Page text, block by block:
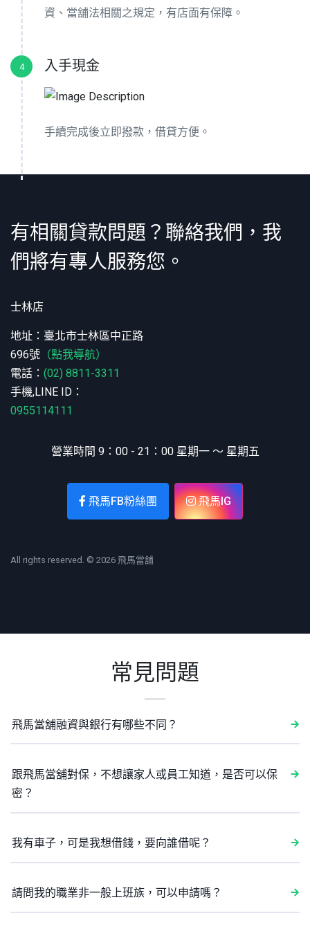
資、當舖法相關之規定，有店面有保障。
4 入手現金
手續完成後立即撥款，借貸方便。
有相關貸款問題？聯絡我們，我
們將有專人服務您。
士林店
地址：臺北市士林區中正路
696號 （點我導航）
電話： (02) 8811-3311
手機,LINE ID：
0955114111
營業時間 9：00 - 21：00 星期一 ～ 星期五
飛馬FB粉絲團 飛馬IG
All rights reserved. © 2026 飛馬當舖
常見問題
飛馬當舖融資與銀行有哪些不同？
跟飛馬當舖對保，不想讓家人或員工知道，是否可以保
密？
我有車子，可是我想借錢，要向誰借呢？
請問我的職業非一般上班族，可以申請嗎？